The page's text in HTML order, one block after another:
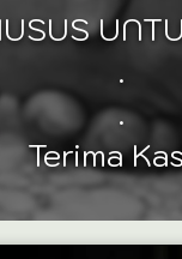
.
.
Terima